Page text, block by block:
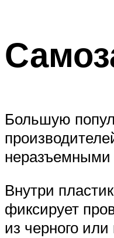
Большую
неразъемными
Внутри
фиксирует
из черного